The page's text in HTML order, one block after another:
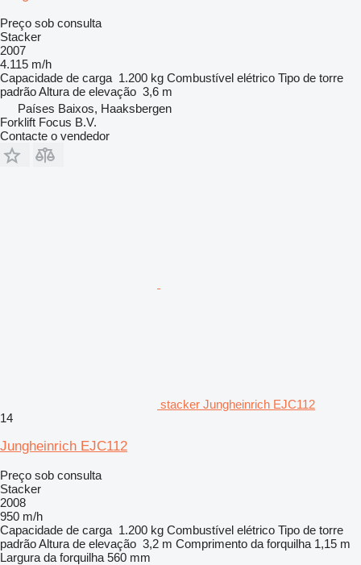
Preço sob consulta
Stacker
2007
4.115 m/h
Capacidade de carga 1.200 kg Combustível elétrico Tipo de torre
padrãoAltura de elevação 3,6 m
Países Baixos, Haaksbergen
Forklift Focus B.V.
Contacte o vendedor
stacker Jungheinrich EJC112
14
Jungheinrich EJC112
Preço sob consulta
Stacker
2008
950 m/h
Capacidade de carga 1.200 kg Combustível elétrico Tipo de torre
padrãoAltura de elevação 3,2 m Comprimento da forquilha 1,15 m
Largura da forquilha 560 mm